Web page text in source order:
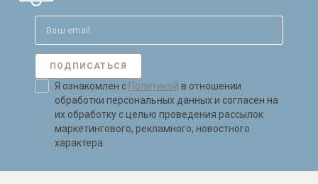
ПОДПИСАТЬСЯ
Я ознакомлен с Политикой в отношении
обработки персональных данных и согласен на
их обработку с целью проведения рассылок
маркетингового, рекламного, новостного
характера.